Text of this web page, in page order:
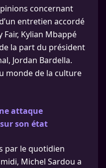
concernant
entretien accordé
Kylian Mbappé
la part du président
Jordan Bardella.
monde de la culture
attaque
son état
par le quotidien
Michel Sardou a